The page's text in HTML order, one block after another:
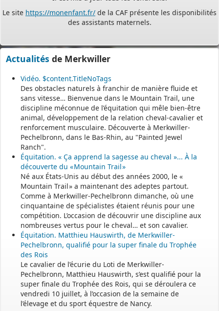
https://monenfant.fr/
des assistants maternels.
Le secrétariat est fermé le samedi matin.
Une permanence est assurée par le maire, sur rendez-vous.
Actualités de Merkwiller
Vidéo. $content.TitleNoTags
Des obstacles naturels à franchir de manière fluide et
sans vitesse… Bienvenue dans le Mountain Trail, une
discipline méconnue de l’équitation qui mêle bien-être
animal, développement de la relation cheval-cavalier et
renforcement musculaire. Découverte à Merkwiller-
Pechelbronn, dans le Bas-Rhin, au "Painted Jewel
Ranch".
Équitation. « Ça apprend la sagesse au cheval »... À la
découverte du « Mountain Trail »
Né aux États-Unis au début des années 2000, le «
Mountain Trail » a maintenant des adeptes partout.
Comme à Merkwiller-Pechelbronn dimanche, où une
cinquantaine de spécialistes étaient réunis pour une
compétition. L’occasion de découvrir une discipline aux
nombreuses vertus pour le cheval… et son cavalier.
Équitation. Matthieu Hauswirth, de Merkwiller-
Pechelbronn, qualifié pour la super finale du Trophée
des Rois
Le cavalier de l’écurie du Loti de Merkwiller-
Pechelbronn, Matthieu Hauswirth, s’est qualifié pour la
super finale du Trophée des Rois, qui se déroulera ce
vendredi 10 juillet, à l’occasion de la semaine de
l’élevage et du sport équestre de Nancy.